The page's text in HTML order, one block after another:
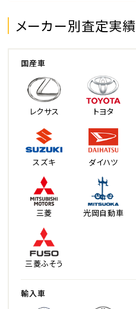
メーカー別査定実績
国産車
レクサス トヨタ
スズキ ダイハツ
三菱 光岡自動車
三菱ふそう
輸入車